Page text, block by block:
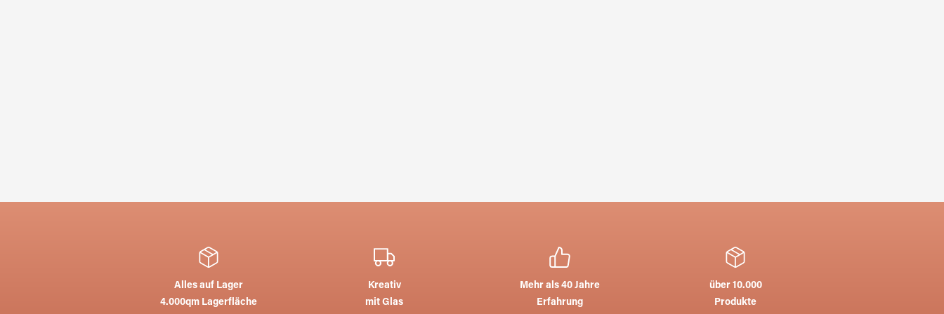
Alles auf Lager
4.000qm Lagerfläche
Kreativ
mit Glas
Mehr als 40 Jahre
Erfahrung
über 10.000
Produkte